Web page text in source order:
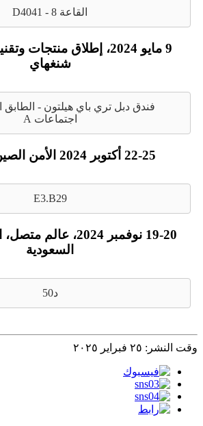
القاعة 8 - D4041
9 مايو 2024، إطلاق
شنغهاي
فندق دبل تري باي هيلتون - الطابق
اجتماعات A
22-25 أكتوبر 2024 الأمن الصين في بكين
E3.B29
19-20 نوفمبر 2024،
السعودية
د50
وقت النشر: ٢٥ فبراير ٢٠٢٥